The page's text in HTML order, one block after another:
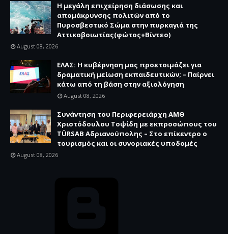
Η μεγάλη επιχείρηση διάσωσης και
απομάκρυνσης πολιτών από το
Πυροσβεστικό Σώμα στην πυρκαγιά της
Αττικοβοιωτίας(φώτος+Βίντεο)
August 08, 2026
ΕΛΑΣ: Η κυβέρνηση μας προετοιμάζει για
δραματική μείωση εκπαιδευτικών; – Παίρνει
κάτω από τη βάση στην αξιολόγηση
August 08, 2026
Συνάντηση του Περιφερειάρχη ΑΜΘ
Χριστόδουλου Τοψίδη με εκπροσώπους του
TÜRSAB Αδριανούπολης – Στο επίκεντρο ο
τουρισμός και οι συνοριακές υποδομές
August 08, 2026